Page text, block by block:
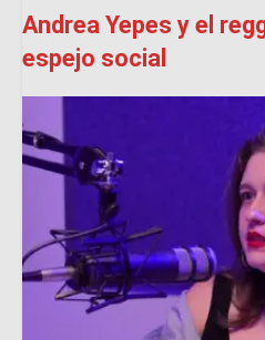
Andrea Yepes y el
espejo social